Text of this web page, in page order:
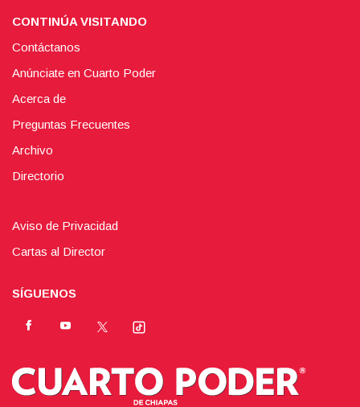
CONTINÚA VISITANDO
Contáctanos
Anúnciate en Cuarto Poder
Acerca de
Preguntas Frecuentes
Archivo
Directorio
Aviso de Privacidad
Cartas al Director
SÍGUENOS